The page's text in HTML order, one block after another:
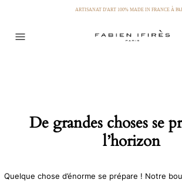
ARTISANAT D'ART 100% MADE IN FRANCE À
De grandes choses se
l’horizon
Quelque chose d’énorme se prépare ! Notre